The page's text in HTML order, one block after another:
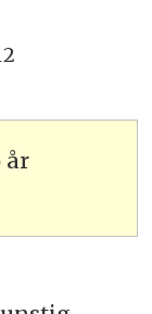
år